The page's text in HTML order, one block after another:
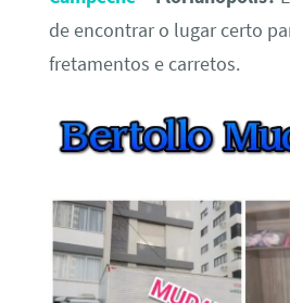
de encontrar o lugar certo
fretamentos e carretos.